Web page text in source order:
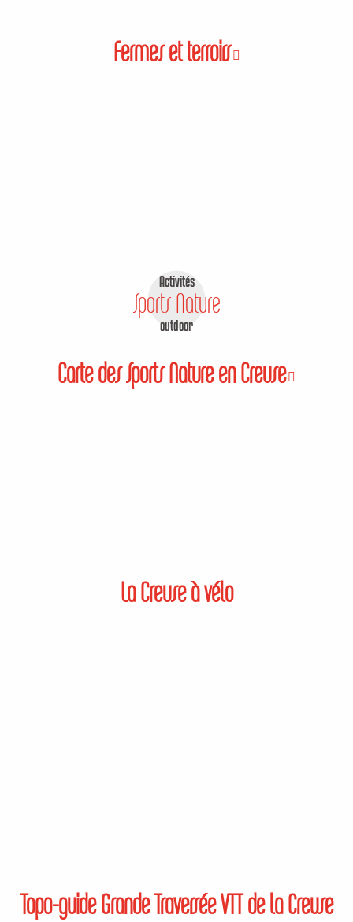
Fermes et terroirs
Activités
Sports Nature
outdoor
Carte des Sports Nature en Creuse
La Creuse à vélo
Topo-guide Grande Traversée VTT de la Creuse